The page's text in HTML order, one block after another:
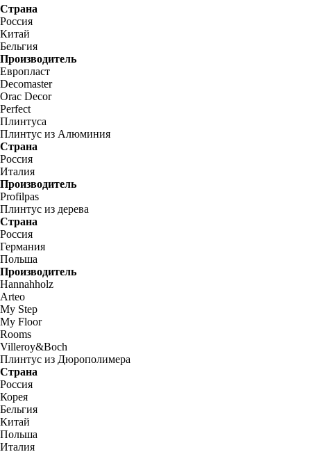
Страна
Россия
Китай
Бельгия
Производитель
Европласт
Decomaster
Orac Decor
Perfect
Плинтуса
Плинтус из Алюминия
Страна
Россия
Италия
Производитель
Profilpas
Плинтус из дерева
Страна
Россия
Германия
Польша
Производитель
Hannahholz
Arteo
My Step
My Floor
Rooms
Villeroy&Boch
Плинтус из Дюрополимера
Страна
Россия
Корея
Бельгия
Китай
Польша
Италия